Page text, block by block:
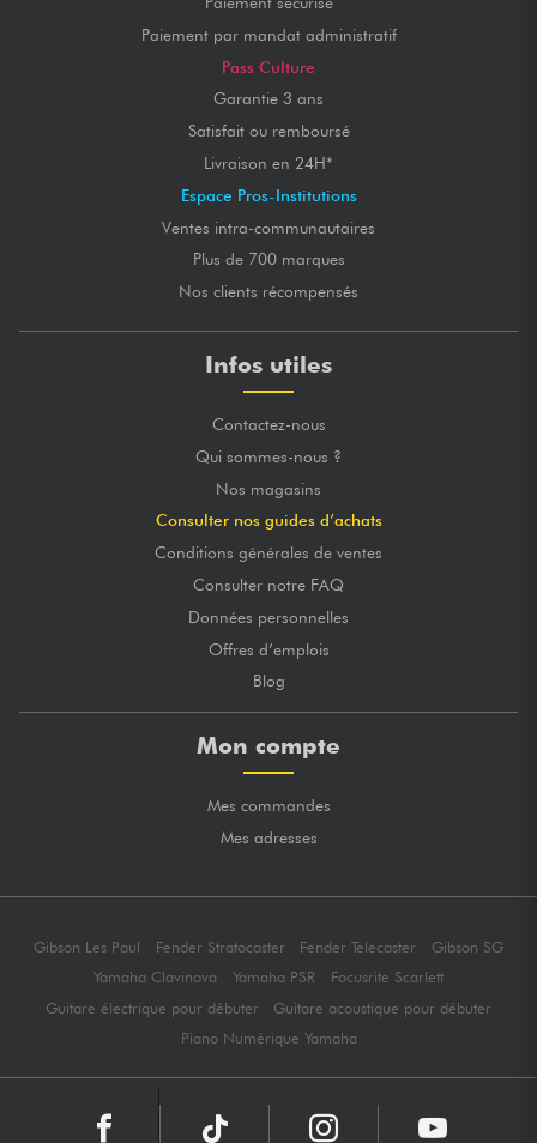
Paiement par mandat administratif
Pass Culture
Garantie 3 ans
Satisfait ou remboursé
Livraison en 24H*
Espace Pros-Institutions
Ventes intra-communautaires
Plus de 700 marques
Nos clients récompensés
Infos utiles
Contactez-nous
Qui sommes-nous ?
Nos magasins
Consulter nos guides d’achats
Conditions générales de ventes
Consulter notre FAQ
Données personnelles
Offres d’emplois
Blog
Mon compte
Mes commandes
Mes adresses
Gibson Les Paul Fender Stratocaster Fender Telecaster
Gibson SG
Yamaha Clavinova
Yamaha PSR
Focusrite Scarlett
Guitare électrique pour débuter
Guitare acoustique pour débuter
Piano Numérique Yamaha